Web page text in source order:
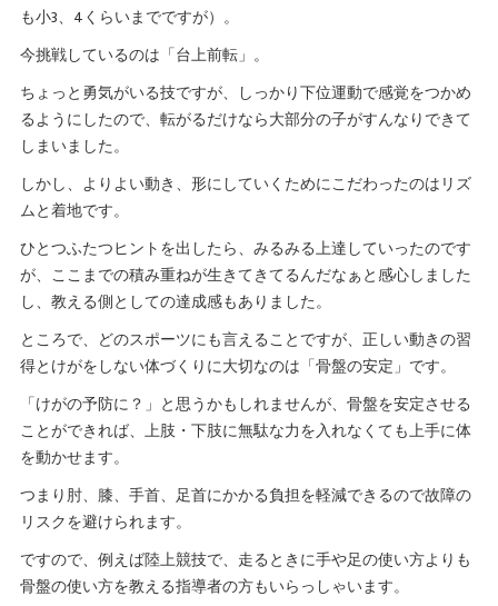
も小3、4くらいまでですが）。
今挑戦しているのは「台上前転」。
ちょっと勇気がいる技ですが、しっかり下位運動で感覚をつかめ
るようにしたので、転がるだけなら大部分の子がすんなりできて
しまいました。
しかし、よりよい動き、形にしていくためにこだわったのはリズ
ムと着地です。
ひとつふたつヒントを出したら、みるみる上達していったのです
が、ここまでの積み重ねが生きてきてるんだなぁと感心しました
し、教える側としての達成感もありました。
ところで、どのスポーツにも言えることですが、正しい動きの習
得とけがをしない体づくりに大切なのは「骨盤の安定」です。
「けがの予防に？」と思うかもしれませんが、骨盤を安定させる
ことができれば、上肢・下肢に無駄な力を入れなくても上手に体
を動かせます。
つまり肘、膝、手首、足首にかかる負担を軽減できるので故障の
リスクを避けられます。
ですので、例えば陸上競技で、走るときに手や足の使い方よりも
骨盤の使い方を教える指導者の方もいらっしゃいます。